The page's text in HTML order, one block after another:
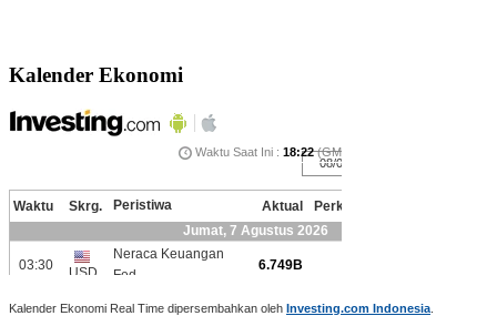
Kalender Ekonomi
Kalender Ekonomi Real Time dipersembahkan oleh Investing.com Indonesia